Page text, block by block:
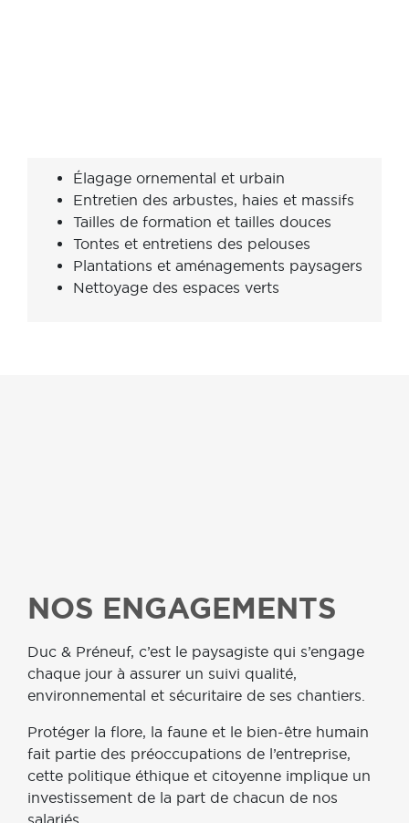
Élagage ornemental et urbain
Entretien des arbustes, haies et massifs
Tailles de formation et tailles douces
Tontes et entretiens des pelouses
Plantations et aménagements paysagers
Nettoyage des espaces verts
NOS ENGAGEMENTS
Duc & Préneuf, c’est le paysagiste qui s’engage
chaque jour à assurer un suivi qualité,
environnemental et sécuritaire de ses chantiers.
Protéger la flore, la faune et le bien-être humain
fait partie des préoccupations de l’entreprise,
cette politique éthique et citoyenne implique un
investissement de la part de chacun de nos
salariés.